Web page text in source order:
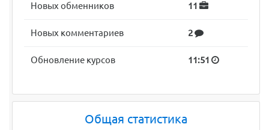
Новых обменников 11
Новых комментариев 2
Обновление курсов 11:51
Общая статистика